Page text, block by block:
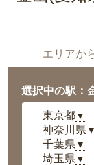
エリアか
選択中の駅：
東京都▼
神奈川県 ▼
千葉県 ▼
埼玉県 ▼